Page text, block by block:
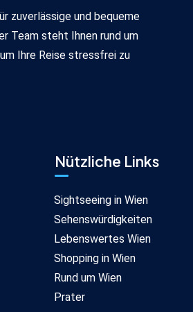
zuverlässige und bequeme
Team steht Ihnen rund um
Ihre Reise stressfrei zu
Nützliche Links
Sightseeing in Wien
Sehenswürdigkeiten
Lebenswertes Wien
Shopping in Wien
Rund um Wien
Prater